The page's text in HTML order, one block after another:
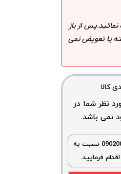
از باز
یا تعویض نمی
کالا
نظر شما در
نمی باشد.
لطفا با شماره 09020058548 نسبت به
فرمایید.